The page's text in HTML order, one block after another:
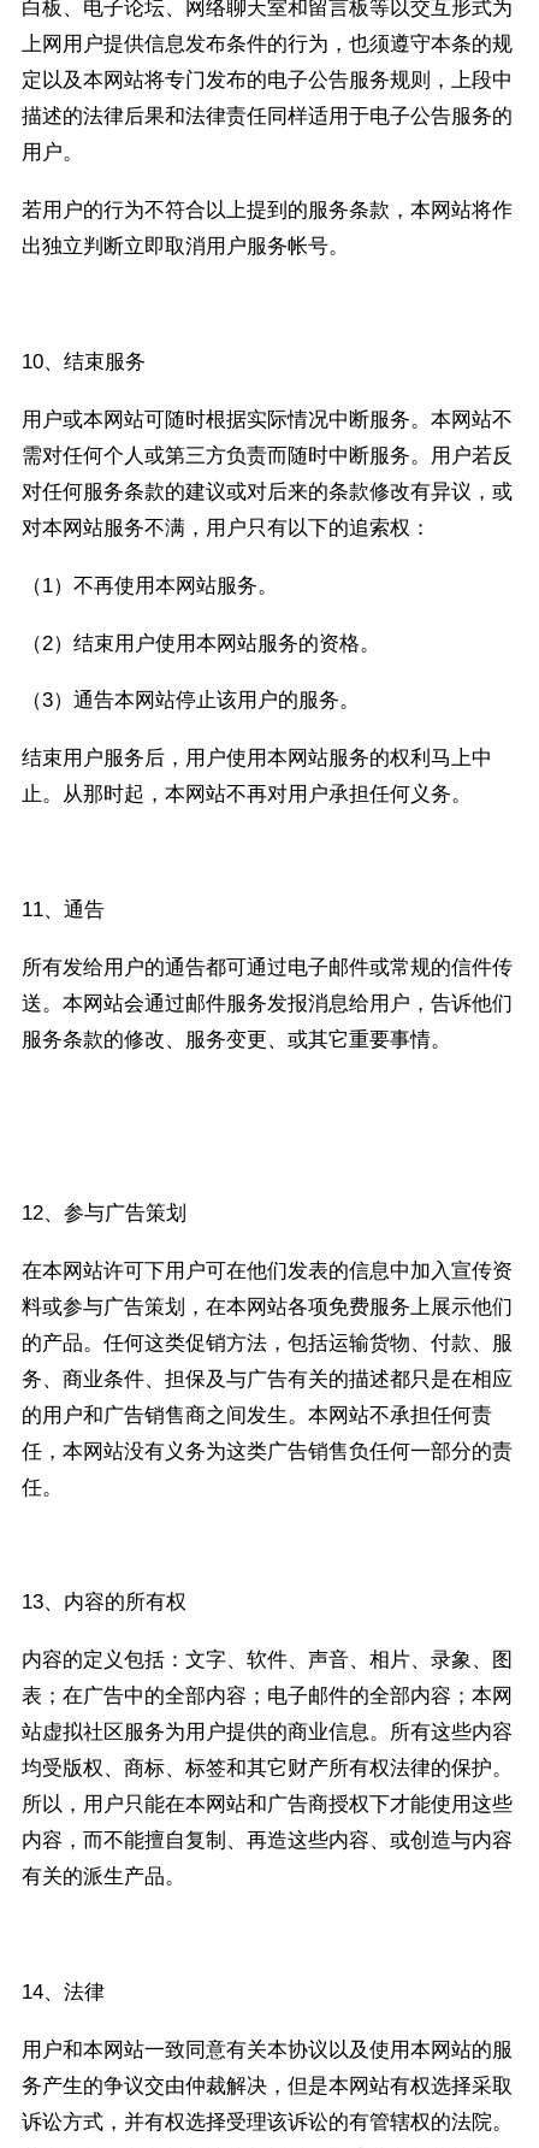
白板、电子论坛、网络聊天室和留言板等以交互形式为
上网用户提供信息发布条件的行为，也须遵守本条的规
定以及本网站将专门发布的电子公告服务规则，上段中
描述的法律后果和法律责任同样适用于电子公告服务的
用户。
若用户的行为不符合以上提到的服务条款，本网站将作
出独立判断立即取消用户服务帐号。
10、结束服务
用户或本网站可随时根据实际情况中断服务。本网站不
需对任何个人或第三方负责而随时中断服务。用户若反
对任何服务条款的建议或对后来的条款修改有异议，或
对本网站服务不满，用户只有以下的追索权：
（1）不再使用本网站服务。
（2）结束用户使用本网站服务的资格。
（3）通告本网站停止该用户的服务。
结束用户服务后，用户使用本网站服务的权利马上中
止。从那时起，本网站不再对用户承担任何义务。
11、通告
所有发给用户的通告都可通过电子邮件或常规的信件传
送。本网站会通过邮件服务发报消息给用户，告诉他们
服务条款的修改、服务变更、或其它重要事情。
12、参与广告策划
在本网站许可下用户可在他们发表的信息中加入宣传资
料或参与广告策划，在本网站各项免费服务上展示他们
的产品。任何这类促销方法，包括运输货物、付款、服
务、商业条件、担保及与广告有关的描述都只是在相应
的用户和广告销售商之间发生。本网站不承担任何责
任，本网站没有义务为这类广告销售负任何一部分的责
任。
13、内容的所有权
内容的定义包括：文字、软件、声音、相片、录象、图
表；在广告中的全部内容；电子邮件的全部内容；本网
站虚拟社区服务为用户提供的商业信息。所有这些内容
均受版权、商标、标签和其它财产所有权法律的保护。
所以，用户只能在本网站和广告商授权下才能使用这些
内容，而不能擅自复制、再造这些内容、或创造与内容
有关的派生产品。
14、法律
用户和本网站一致同意有关本协议以及使用本网站的服
务产生的争议交由仲裁解决，但是本网站有权选择采取
诉讼方式，并有权选择受理该诉讼的有管辖权的法院。